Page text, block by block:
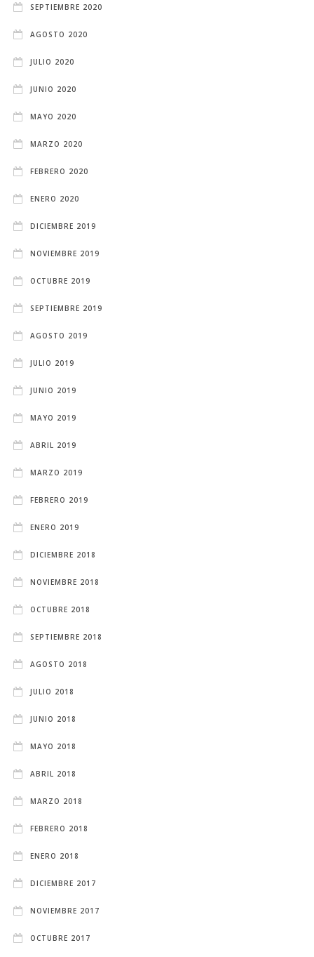
SEPTIEMBRE 2020
AGOSTO 2020
JULIO 2020
JUNIO 2020
MAYO 2020
MARZO 2020
FEBRERO 2020
ENERO 2020
DICIEMBRE 2019
NOVIEMBRE 2019
OCTUBRE 2019
SEPTIEMBRE 2019
AGOSTO 2019
JULIO 2019
JUNIO 2019
MAYO 2019
ABRIL 2019
MARZO 2019
FEBRERO 2019
ENERO 2019
DICIEMBRE 2018
NOVIEMBRE 2018
OCTUBRE 2018
SEPTIEMBRE 2018
AGOSTO 2018
JULIO 2018
JUNIO 2018
MAYO 2018
ABRIL 2018
MARZO 2018
FEBRERO 2018
ENERO 2018
DICIEMBRE 2017
NOVIEMBRE 2017
OCTUBRE 2017